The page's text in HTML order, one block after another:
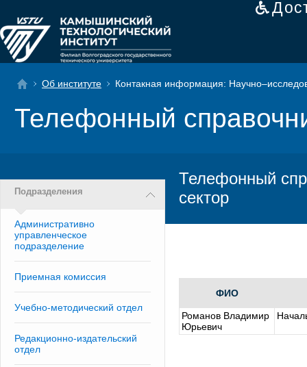
Об институте Контакная информация:
Телефонный
Подразделения
Административно
управленческое
подразделение
Приемная комиссия
Учебно-методический отдел
Редакционно-издательский
отдел
Телефонный
сектор
ФИО
Романов Владимир
Юрьевич